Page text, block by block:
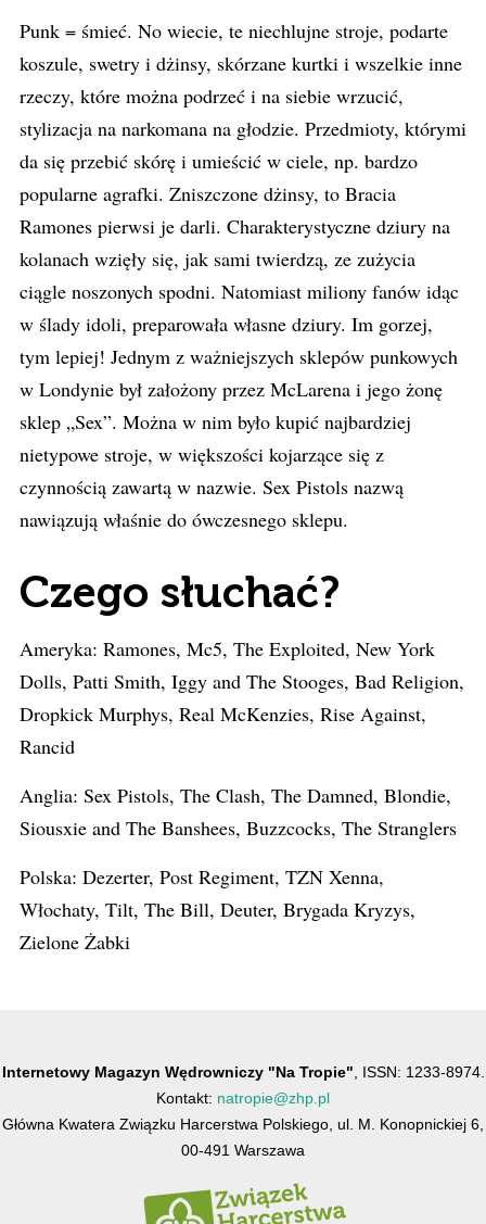
Punk = śmieć. No wiecie, te niechlujne stroje, podarte
koszule, swetry i dżinsy, skórzane kurtki i wszelkie inne
rzeczy, które można podrzeć i na siebie wrzucić,
stylizacja na narkomana na głodzie. Przedmioty, którymi
da się przebić skórę i umieścić w ciele, np. bardzo
popularne agrafki. Zniszczone dżinsy, to Bracia
Ramones pierwsi je darli. Charakterystyczne dziury na
kolanach wzięły się, jak sami twierdzą, ze zużycia
ciągle noszonych spodni. Natomiast miliony fanów idąc
w ślady idoli, preparowała własne dziury. Im gorzej,
tym lepiej! Jednym z ważniejszych sklepów punkowych
w Londynie był założony przez McLarena i jego żonę
sklep „Sex”. Można w nim było kupić najbardziej
nietypowe stroje, w większości kojarzące się z
czynnością zawartą w nazwie. Sex Pistols nazwą
nawiązują właśnie do ówczesnego sklepu.
Czego słuchać?
Ameryka: Ramones, Mc5, The Exploited, New York
Dolls, Patti Smith, Iggy and The Stooges, Bad Religion,
Dropkick Murphys, Real McKenzies, Rise Against,
Rancid
Anglia: Sex Pistols, The Clash, The Damned, Blondie,
Siousxie and The Banshees, Buzzcocks, The Stranglers
Polska: Dezerter, Post Regiment, TZN Xenna,
Włochaty, Tilt, The Bill, Deuter, Brygada Kryzys,
Zielone Żabki
Internetowy Magazyn Wędrowniczy "Na Tropie" , ISSN: 1233-8974.
Kontakt: natropie@zhp.pl
Główna Kwatera Związku Harcerstwa Polskiego, ul. M. Konopnickiej 6,
00-491 Warszawa